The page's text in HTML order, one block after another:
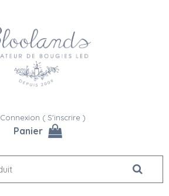
Connexion ( S'inscrire )
Panier